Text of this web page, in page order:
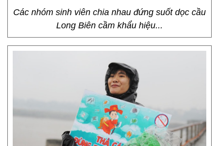
Các nhóm sinh viên chia nhau đứng suốt dọc cầu
Long Biên cầm khẩu hiệu...